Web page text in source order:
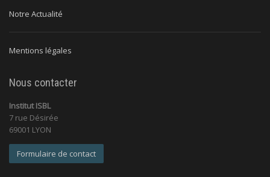
Notre Actualité
Mentions légales
Nous contacter
Institut ISBL
7 rue Désirée
69001 LYON
Formulaire de contact